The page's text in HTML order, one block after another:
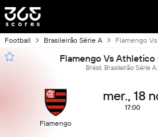
Football Brasileirão Série A Flamengo
Flamengo Vs Athletico
Brésil, Brasileirão Série
Flamengo
mer., 18
17:00